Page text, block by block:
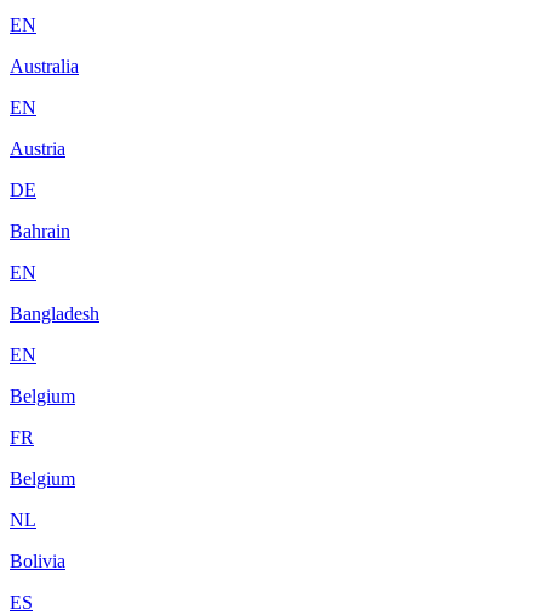
EN
Australia
EN
Austria
DE
Bahrain
EN
Bangladesh
EN
Belgium
FR
Belgium
NL
Bolivia
ES